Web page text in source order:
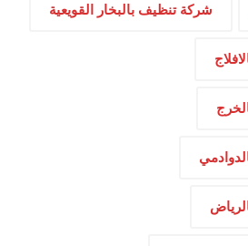
شركة تنظيف بالبخار القويعية